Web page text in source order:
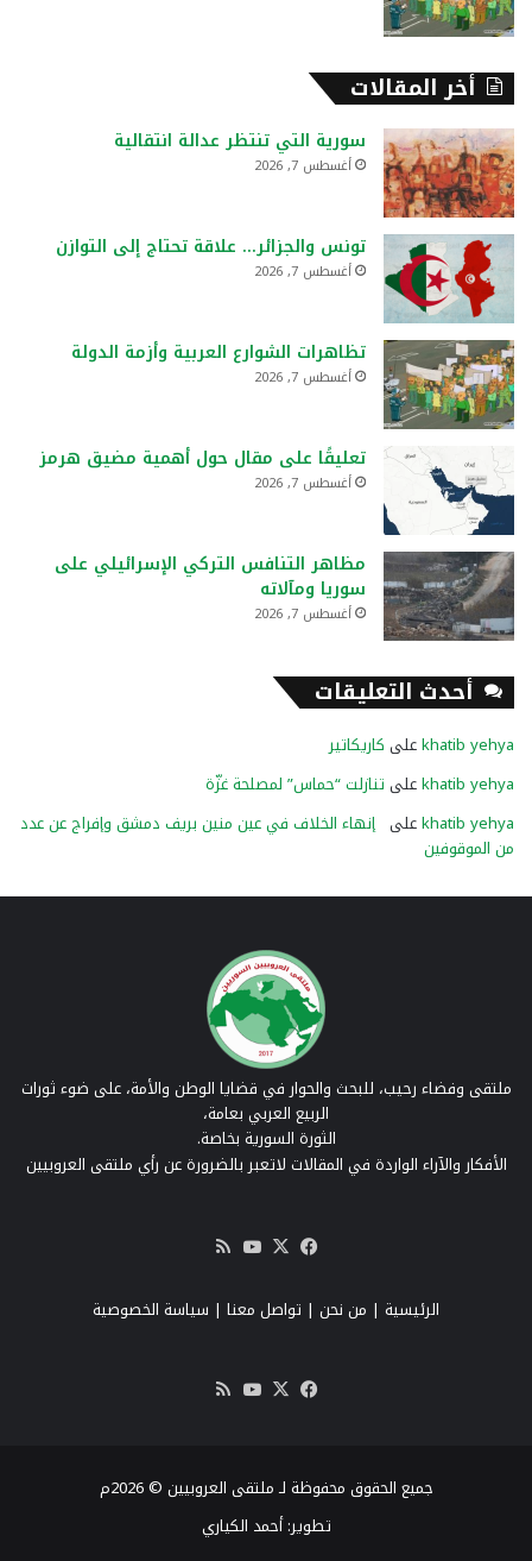
أخر المقالات
سورية التي تنتظر عدالة انتقالية
أغسطس 7, 2026
تونس والجزائر… علاقة تحتاج إلى التوازن
أغسطس 7, 2026
تظاهرات الشوارع العربية وأزمة الدولة
أغسطس 7, 2026
تعليقًا على مقال حول أهمية مضيق هرمز
أغسطس 7, 2026
مظاهر التنافس التركي الإسرائيلي على
سوريا ومآلاته
أغسطس 7, 2026
أحدث التعليقات
khatib yehyaعلى كاريكاتير
khatib yehyaعلى تنازلت “حماس” لمصلحة غزّة
khatib yehyaعلى إنهاء الخلاف في عين منين بريف دمشق وإفراج عن عدد
من الموقوفين
ملتقى وفضاء رحيب، للبحث والحوار في قضايا الوطن والأمة، على ضوء ثورات
الربيع العربي بعامة،
الثورة السورية بخاصة.
الأفكار والآراء الواردة في المقالات لاتعبر بالضرورة عن رأي ملتقى العروبيين
فيسبوك
‫X
‫YouTube
RSS
الرئيسية | من نحن | تواصل معنا | سياسة الخصوصية
فيسبوك
‫X
‫YouTube
جميع الحقوق محفوظة لـ ملتقى العروبيين © 2026م
تطوير:أحمد الكياري